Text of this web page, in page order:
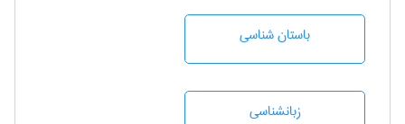
باستان شناسی
زبانشناسی